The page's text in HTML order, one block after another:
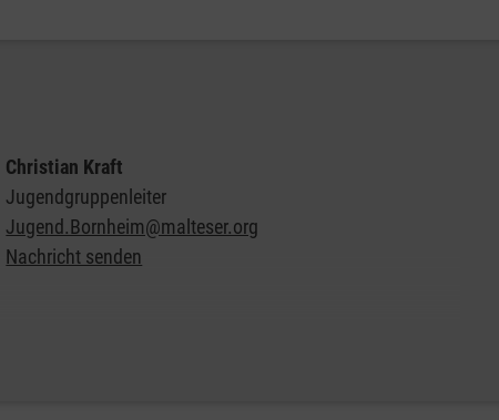
Christian Kraft
Jugendgruppenleiter
Jugend.Bornheim@malteser.org
Nachricht senden